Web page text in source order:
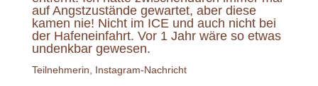
auf Angstzustände gewartet, aber diese
kamen nie! Nicht im ICE und auch nicht bei
der Hafeneinfahrt. Vor 1 Jahr wäre so etwas
undenkbar gewesen.
Teilnehmerin, Instagram-Nachricht